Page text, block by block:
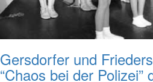
Gersdorfer und
“Chaos bei der Polizei”